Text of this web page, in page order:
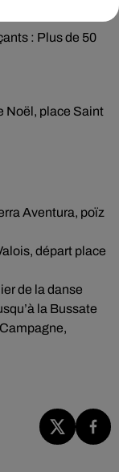
: Plus de 50
Noël, place Saint
Aventura, poïz
départ place
de la danse
la Bussate